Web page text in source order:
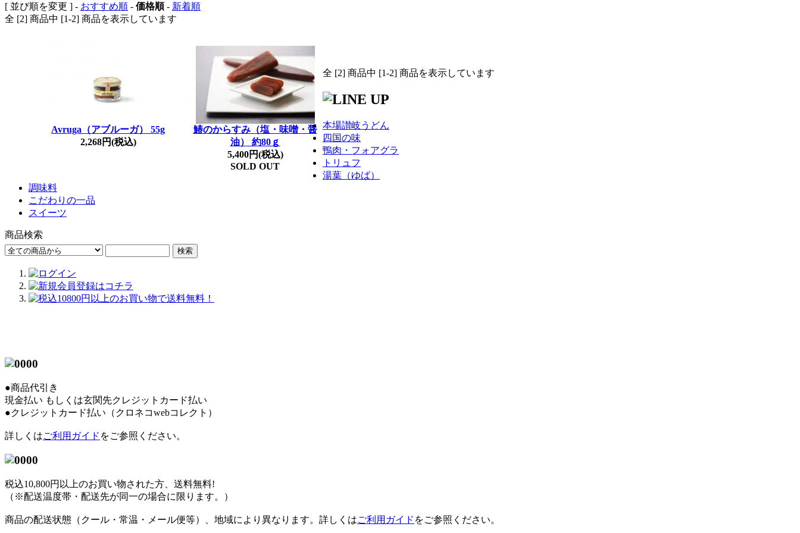
[ 並び順を変更 ] - おすすめ順 - 価格順- 新着順
全 [2] 商品中 [1-2] 商品を表示しています
Avruga（アブルーガ） 55g
2,268円(税込)
鰆のからすみ（塩・味噌・醤
油） 約80ｇ
5,400円(税込)
SOLD OUT
全 [2] 商品中 [1-2] 商品を表示しています
本場讃岐うどん
四国の味
鴨肉・フォアグラ
トリュフ
湯葉（ゆば）
調味料
こだわりの一品
スイーツ
商品検索
●商品代引き
現金払い もしくは玄関先クレジットカード払い
●クレジットカード払い（クロネコwebコレクト）
詳しくはご利用ガイド をご参照ください。
税込10,800円以上のお買い物された方、送料無料!
（※配送温度帯・配送先が同一の場合に限ります。）
商品の配送状態（クール・常温・メール便等）、地域により異なります。詳しくはご利用ガイド をご参照ください。